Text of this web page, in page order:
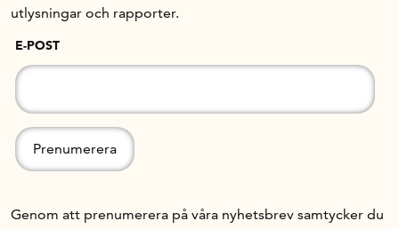
utlysningar och rapporter.
E-POST
Genom att prenumerera på våra nyhetsbrev samtycker du